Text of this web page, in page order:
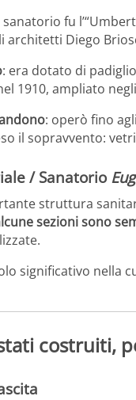
fu
architetti Diego
: era dotato di
1910, ampliato
: operò fino
il sopravvento:
/ Sanatorio
struttura
sezioni sono
significativo nella
costruiti,